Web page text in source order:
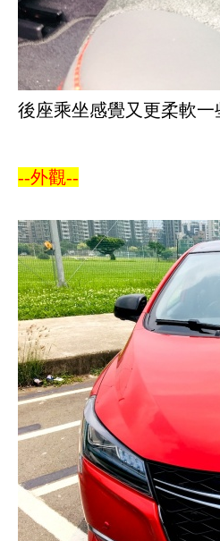
後座乘坐感覺又更柔軟一
--外觀--